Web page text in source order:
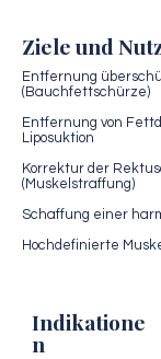
Ziele und
Entfernung
(Bauchfettschürze)
Entfernung von
Liposuktion
Korrektur der
(Muskelstraffung)
Schaffung einer
Hochdefinierte
Indikatione
n